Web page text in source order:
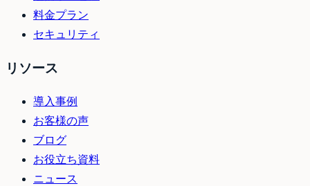
料金プラン
セキュリティ
リソース
導入事例
お客様の声
ブログ
お役立ち資料
ニュース